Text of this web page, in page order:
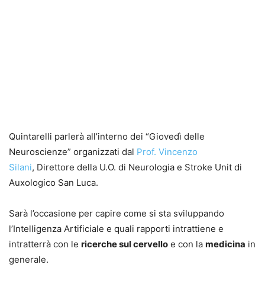
Quintarelli parlerà all’interno dei “Giovedì delle
Neuroscienze” organizzati dal Prof. Vincenzo
Silani, Direttore della U.O. di Neurologia e Stroke Unit di
Auxologico San Luca.
Sarà l’occasione per capire come si sta sviluppando
l’Intelligenza Artificiale e quali rapporti intrattiene e
intratterrà con le ricerche sul cervello e con la medicina in
generale.